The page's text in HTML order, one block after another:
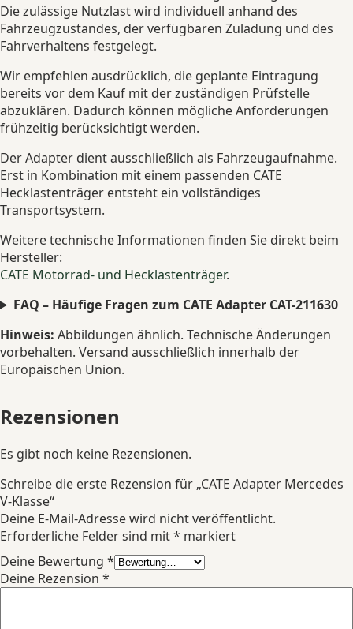
Die zulässige Nutzlast wird individuell anhand des
Fahrzeugzustandes, der verfügbaren Zuladung und des
Fahrverhaltens festgelegt.
Wir empfehlen ausdrücklich, die geplante Eintragung
bereits vor dem Kauf mit der zuständigen Prüfstelle
abzuklären. Dadurch können mögliche Anforderungen
frühzeitig berücksichtigt werden.
Der Adapter dient ausschließlich als Fahrzeugaufnahme.
Erst in Kombination mit einem passenden CATE
Hecklastenträger entsteht ein vollständiges
Transportsystem.
Weitere technische Informationen finden Sie direkt beim
Hersteller:
CATE Motorrad- und Hecklastenträger.
FAQ – Häufige Fragen zum CATE Adapter CAT-211630
Hinweis: Abbildungen ähnlich. Technische Änderungen
vorbehalten. Versand ausschließlich innerhalb der
Europäischen Union.
Rezensionen
Es gibt noch keine Rezensionen.
Schreibe die erste Rezension für „CATE Adapter Mercedes
V-Klasse“
Deine E-Mail-Adresse wird nicht veröffentlicht.
Erforderliche Felder sind mit* markiert
Deine Bewertung *
Deine Rezension *